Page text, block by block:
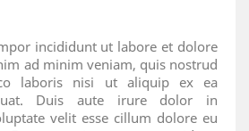
incididunt ut labore et dolore
ad minim veniam, quis nostrud
laboris nisi ut aliquip ex ea
Duis aute irure dolor in
velit esse cillum dolore eu